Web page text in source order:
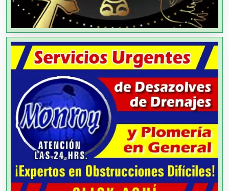
Aluminio
Ambulancias
Análisis Clínicos
Análisis de Aguas
Animadores de Eventos